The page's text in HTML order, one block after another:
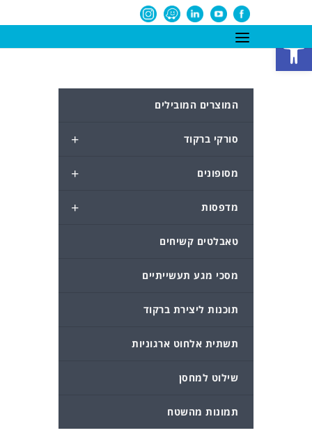
פתח סרגל נגישות
המוצרים המובילים
+ סורקי ברקוד
+ מסופונים
+ מדפסות
טאבלטים קשיחים
מסכי מגע תעשייתיים
תוכנות ליצירת ברקוד
תשתית אלחוט ארגוניות
שילוט למחסן
תמונות מהשטח